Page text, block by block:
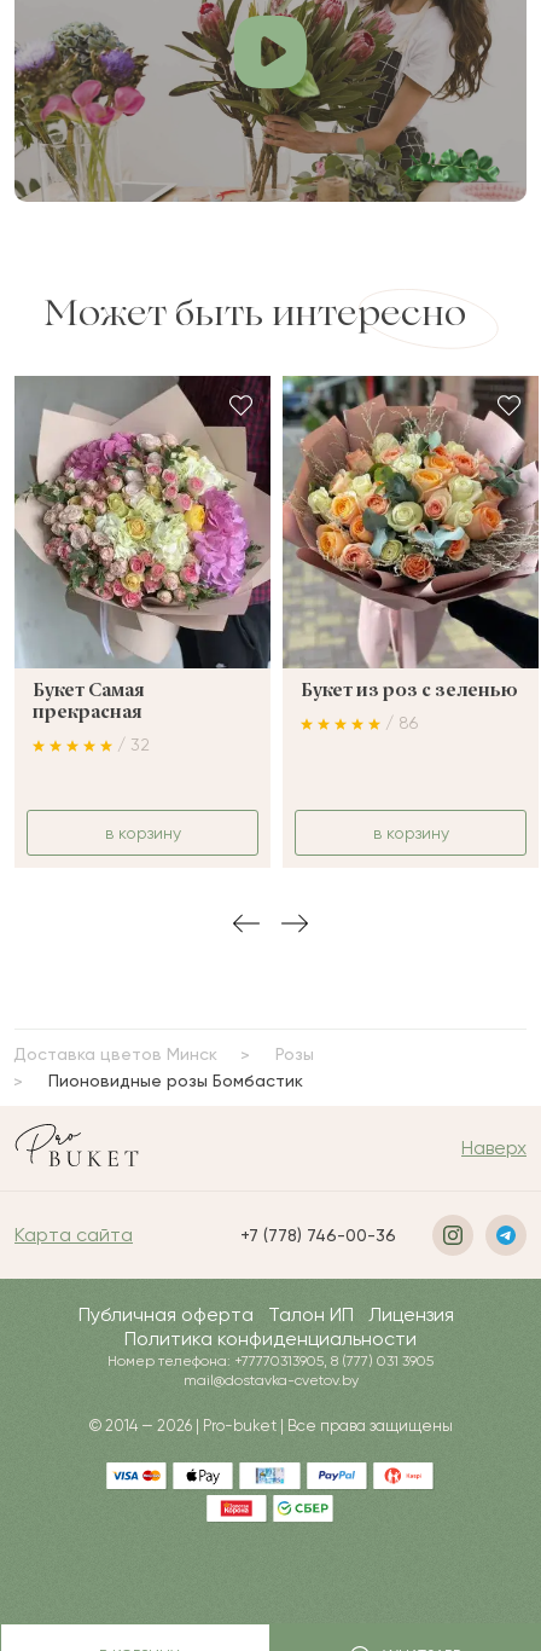
Может быть интересно
Букет Самая
прекрасная
/ 32
в корзину
Букет из роз с зеленью
/ 86
в корзину
Доставка цветов Минск
Розы
Пионовидные розы Бомбастик
Наверх
Карта сайта +7 (778) 746-00-36
Публичная оферта Талон ИП
Лицензия
Политика конфиденциальности
Номер телефона: +77770313905, 8 (777) 031 3905
mail@dostavka-cvetov.by
© 2014 — 2026 | Pro-buket | Все права защищены